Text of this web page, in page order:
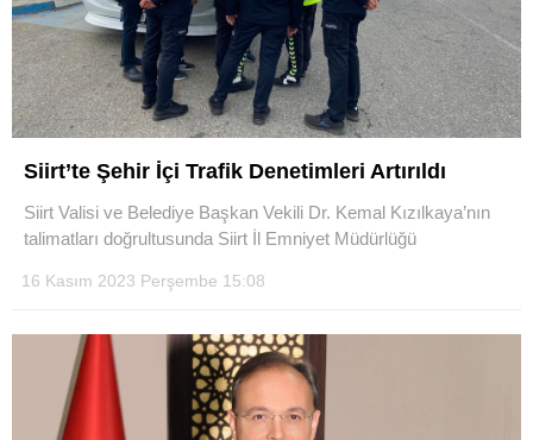
Youtube
Siirt’te Şehir İçi Trafik Denetimleri Artırıldı
Siirt Valisi ve Belediye Başkan Vekili Dr. Kemal Kızılkaya’nın
talimatları doğrultusunda Siirt İl Emniyet Müdürlüğü
16 Kasım 2023 Perşembe 15:08